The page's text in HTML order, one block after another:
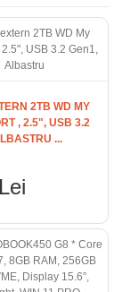
2TB WD MY
, 2.5", USB 3.2
...